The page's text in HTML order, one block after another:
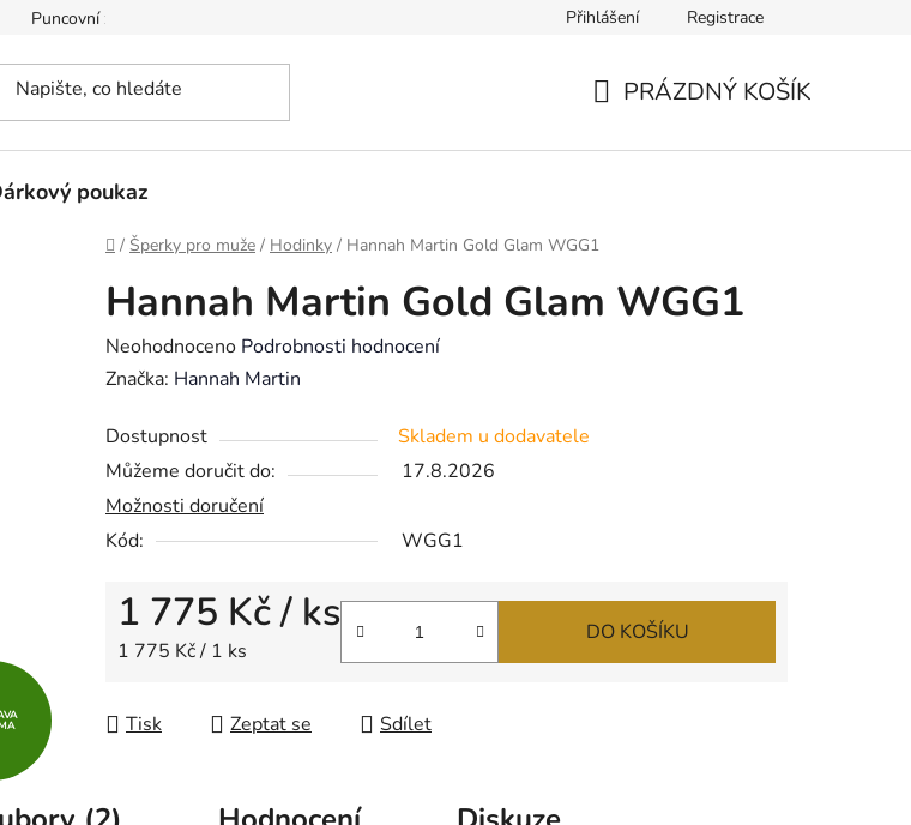
Puncovní značky Výměna zboží a reklamace Kontakt Výběr velikosti
Přihlášení Registrace
PRÁZDNÝ KOŠÍK
poukaz
Domů
/ Šperky pro muže / Hodinky / Hannah Martin Gold Glam WGG1
Hannah Martin Gold Glam WGG1
Průměrné
hodnocení
je
0,0
z
5
Neohodnoceno Podrobnosti hodnocení
Značka: Hannah Martin
Dostupnost
Skladem u dodavatele
Můžeme doručit do:
17.8.2026
Možnosti doručení
Kód:
WGG1
1 775 Kč/ ks
Měrná cena:
1 775 Kč / 1 ks
DO KOŠÍKU
Tisk Zeptat se Sdílet